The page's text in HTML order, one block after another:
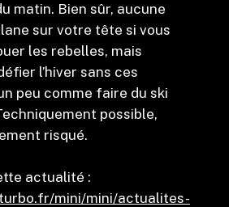
matin. Bien sûr, aucune
sur votre tête si vous
les rebelles, mais
l’hiver sans ces
peu comme faire du ski
possible,
risqué.
actualité :
mini/mini/actualites-